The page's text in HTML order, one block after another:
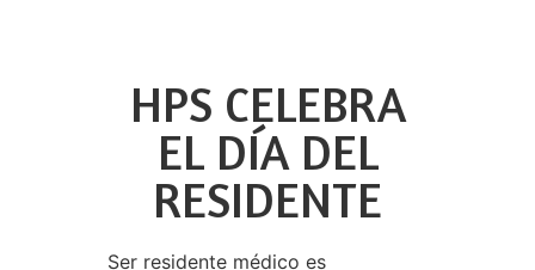
HPS CELEBRA
EL DÍA DEL
RESIDENTE
Ser residente médico es